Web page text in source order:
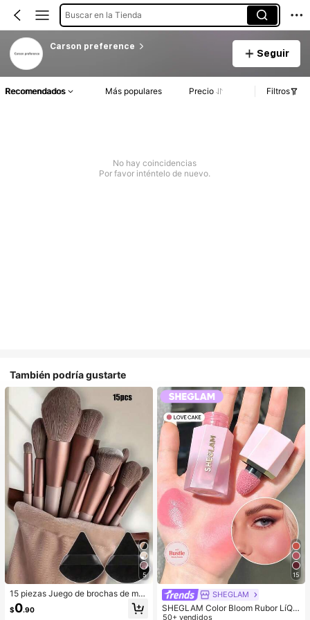
Buscar en la Tienda
Carson preference
Seguir
Recomendados Más populares Precio Filtros
No hay coincidencias
Por favor inténtelo de nuevo.
También podría gustarte
5
15 piezas Juego de brochas de ma
quillaje, incluye 2 esponjas de maq
uillaje triangulares negras, suaves y
$0.90
15
SHEGLAM
SHEGLAM Color Bloom Rubor LíQui
do Acabado Mate-Love Cake Color
50+ vendidos